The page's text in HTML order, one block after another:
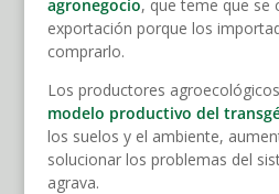
agronegocio, que teme que se
exportación porque los
comprarlo.
Los productores
modelo productivo del
los suelos y el ambiente,
solucionar los problemas del
agrava.